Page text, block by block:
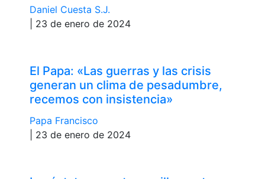
Daniel Cuesta S.J.
| 23 de enero de 2024
El Papa: «Las guerras y las crisis
generan un clima de pesadumbre,
recemos con insistencia»
Papa Francisco
| 23 de enero de 2024